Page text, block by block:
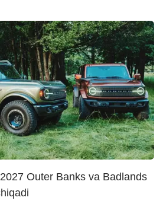
Outer Banks va Badlands